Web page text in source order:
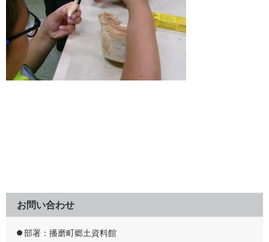
お問い合わせ
部署：播磨町郷土資料館